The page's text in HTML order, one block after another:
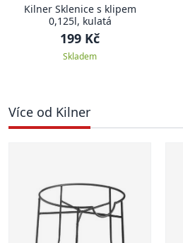
Kilner Sklenice s klipem
0,125l, kulatá
199 Kč
Skladem
Více od Kilner